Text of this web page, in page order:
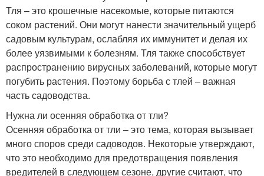
Тля – это крошечные насекомые, которые питаются
соком растений. Они могут нанести значительный ущерб
садовым культурам, ослабляя их иммунитет и делая их
более уязвимыми к болезням. Тля также способствует
распространению вирусных заболеваний, которые могут
погубить растения. Поэтому борьба с тлей – важная
часть садоводства.
Нужна ли осенняя обработка от тли?
Осенняя обработка от тли – это тема, которая вызывает
много споров среди садоводов. Некоторые утверждают,
что это необходимо для предотвращения появления
вредителей в следующем сезоне, другие считают, что